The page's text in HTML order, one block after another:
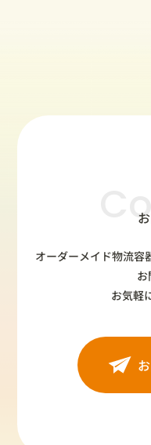
オーダーメイド物流容
お気軽